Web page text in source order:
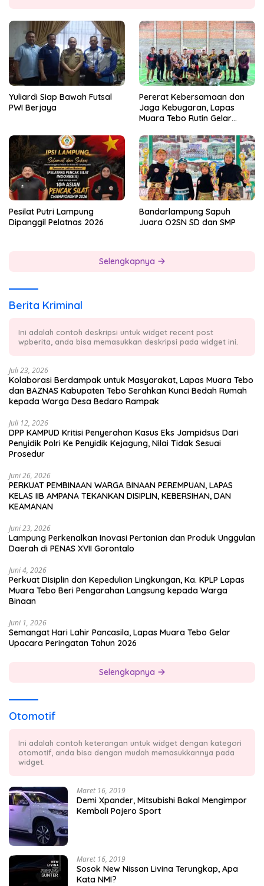
Yuliardi Siap Bawah Futsal
PWI Berjaya
Pererat Kebersamaan dan
Jaga Kebugaran, Lapas
Muara Tebo Rutin Gelar
Pesilat Putri Lampung
Dipanggil Pelatnas 2026
Bandarlampung Sapuh
Juara O2SN SD dan SMP
Selengkapnya
Berita Kriminal
Ini adalah contoh deskripsi untuk widget recent post
wpberita, anda bisa memasukkan deskripsi pada widget ini.
Juli 23, 2026
Kolaborasi Berdampak untuk Masyarakat, Lapas Muara Tebo
dan BAZNAS Kabupaten Tebo Serahkan Kunci Bedah Rumah
kepada Warga Desa Bedaro Rampak
Juli 12, 2026
DPP KAMPUD Kritisi Penyerahan Kasus Eks Jampidsus Dari
Penyidik Polri Ke Penyidik Kejagung, Nilai Tidak Sesuai
Prosedur
Juni 26, 2026
PERKUAT PEMBINAAN WARGA BINAAN PEREMPUAN, LAPAS
KELAS IIB AMPANA TEKANKAN DISIPLIN, KEBERSIHAN, DAN
KEAMANAN
Juni 23, 2026
Lampung Perkenalkan Inovasi Pertanian dan Produk Unggulan
Daerah di PENAS XVII Gorontalo
Juni 4, 2026
Perkuat Disiplin dan Kepedulian Lingkungan, Ka. KPLP Lapas
Muara Tebo Beri Pengarahan Langsung kepada Warga
Binaan
Juni 1, 2026
Semangat Hari Lahir Pancasila, Lapas Muara Tebo Gelar
Upacara Peringatan Tahun 2026
Selengkapnya
Otomotif
Ini adalah contoh keterangan untuk widget dengan kategori
otomotif, anda bisa dengan mudah memasukkannya pada
widget.
Maret 16, 2019
Demi Xpander, Mitsubishi Bakal Mengimpor
Kembali Pajero Sport
Maret 16, 2019
Sosok New Nissan Livina Terungkap, Apa
Kata NMI?